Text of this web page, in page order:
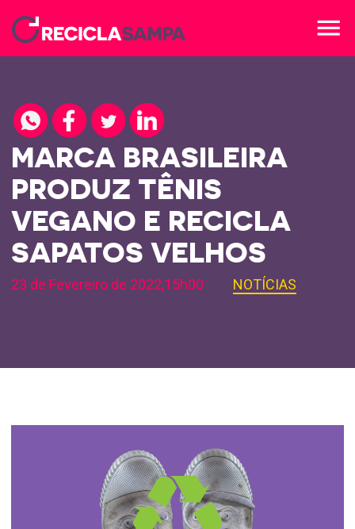
menu
MARCA BRASILEIRA
PRODUZ TÊNIS
VEGANO E RECICLA
SAPATOS VELHOS
23 de Fevereiro de 2022,15h00 NOTÍCIAS